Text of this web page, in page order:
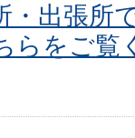
・出張所
らをご覧